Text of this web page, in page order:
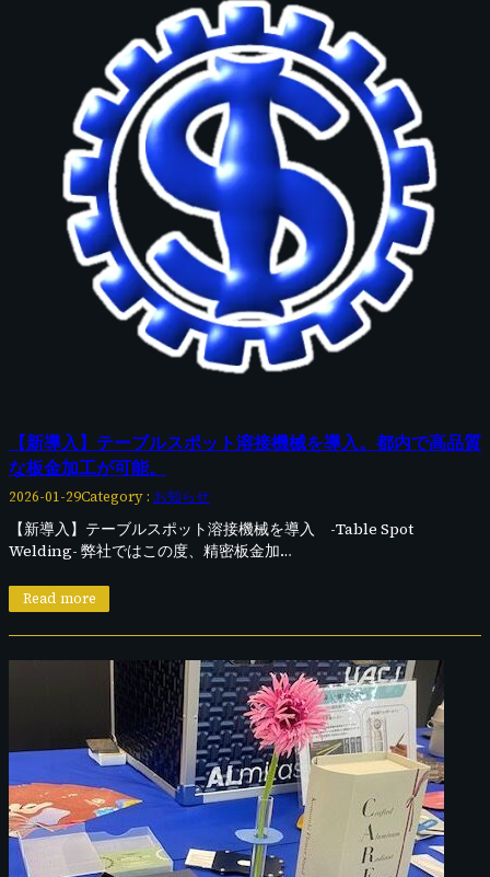
【新導入】テーブルスポット溶接機械を導入。都内で高品質
な板金加工が可能。
2026-01-29Category : お知らせ
【新導入】テーブルスポット溶接機械を導入 -Table Spot
Welding- 弊社ではこの度、精密板金加…
Read more